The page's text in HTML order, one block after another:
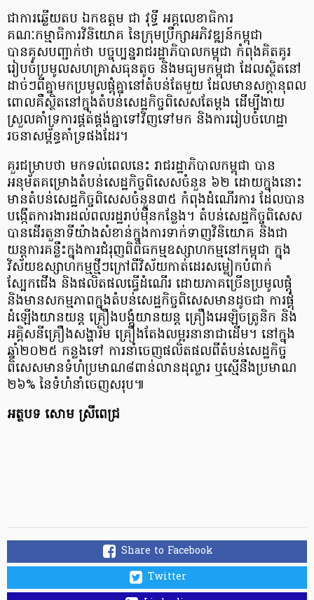
ជាការឆ្លើយតប ឯកឧត្តម ជា វុទ្ធី អគ្គលេខាធិការ
គណៈកម្មាធិការវិនិយោគ នៃក្រុមប្រឹក្សាអភិវឌ្ឍន៍កម្ពុជា
បានគូសបញ្ជាក់ថា បច្ចុប្បន្នរាជរដ្ឋាភិបាលកម្ពុជា កំពុងគិតគូរ
រៀបចំប្រមូលសហគ្រាសធុនតូច និងមធ្យមកម្ពុជា ដែលស្ថិតនៅ
ដាច់ៗពីគ្នាមកប្រមូលផ្តុំគ្នានៅតំបន់តែមួយ ដែលមានសក្តានុពល
ពោលគឺស្ថិតនៅក្នុងតំបន់សេដ្ឋកិច្ចពិសេសតែម្តង ដើម្បីងាយ
ស្រួលគាំទ្រការផ្គត់ផ្គង់គ្នាទៅវិញទៅមក និងការរៀបចំហេដ្ឋា
រចនាសម្ព័ន្ធគាំទ្រផងដែរ។
គួរជម្រាបថា មកទល់ពេលនេះ រាជរដ្ឋាភិបាលកម្ពុជា បាន
អនុម័តគម្រោងតំបន់សេដ្ឋកិច្ចពិសេសចំនួន ៦២ ដោយក្នុងនោះ
មានតំបន់សេដ្ឋកិច្ចពិសេសចំនួន៣៥ កំពុងដំណើរការ ដែលបាន
បង្កើតការងារដល់ពលរដ្ឋរាប់ម៉ឺនកន្លែង។ តំបន់សេដ្ឋកិច្ចពិសេស
បានដើរតួនាទីយ៉ាងសំខាន់ក្នុងការទាក់ទាញវិនិយោគ និងជា
យន្តការគន្លឹះក្នុងការជំរុញពិពិធកម្មឧស្សាហកម្មនៅកម្ពុជា ក្នុង
វិស័យឧស្សាហកម្មថ្មីៗក្រៅពីវិស័យកាត់ដេរសម្លៀកបំពាក់
ស្បែកជើង និងផលិតផលធ្វើដំណើរ ដោយភាគច្រើនប្រមូលផ្ដុំ
និងមានសកម្មភាពក្នុងតំបន់សេដ្ឋកិច្ចពិសេសមានដូចជា ការផ្គុំ
ដំឡើងយានយន្ត គ្រឿងបង្គុំយានយន្ត គ្រឿងអេឡិចត្រូនិក និង
អគ្គិសនីគ្រឿងសង្ហារិម គ្រឿងតែងលម្អរនានាជាដើម។ នៅក្នុង
ឆ្នាំ២០២៥ កន្លងទៅ ការនាំចេញផលិតផលពីតំបន់សេដ្ឋកិច្ច
ពិសេសមានទំហំប្រមាណ៨ពាន់លានដុល្លារ ឬស្មើនឹងប្រមាណ
២៦% នៃទំហំនាំចេញសរុប៕
អត្ថបទ សោម ស្រីពេជ្រ
Share to Facebook
Twitter